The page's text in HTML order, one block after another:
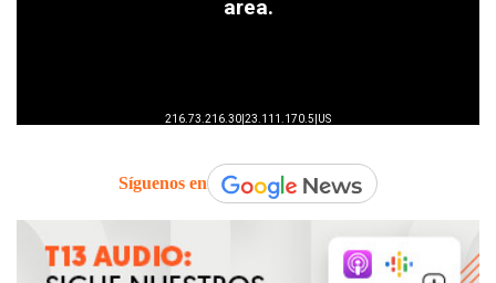
Síguenos en